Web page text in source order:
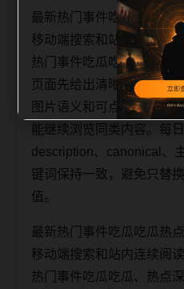
最新热门事件吃瓜吃瓜热
移动端搜索和站内连续阅
热门事件吃瓜吃瓜、热点
页面先给出清晰主题，再
图片语义和可点击入口，
能继续浏览同类内容。每
description、canonical、
键词保持一致，避免只替
值。
最新热门事件吃瓜吃瓜热
移动端搜索和站内连续阅
热门事件吃瓜吃瓜、热点